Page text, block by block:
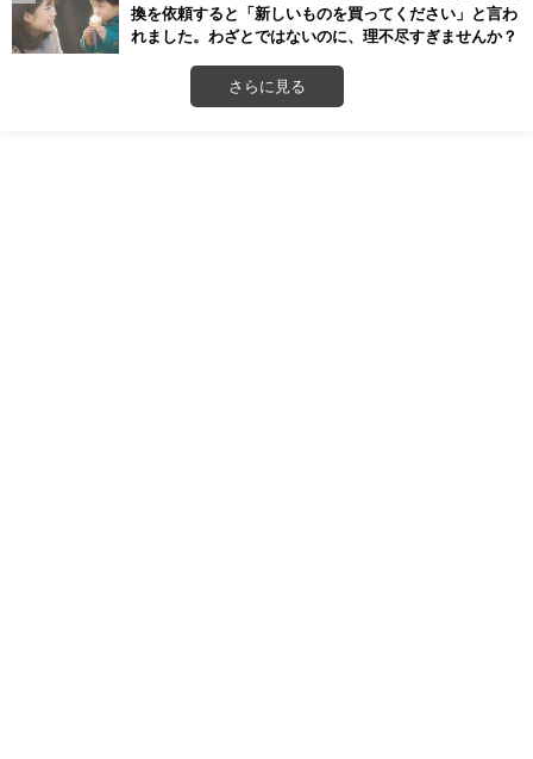
換を依頼すると「新しいものを買ってください」と言わ
れました。わざとではないのに、理不尽すぎませんか？
さらに見る